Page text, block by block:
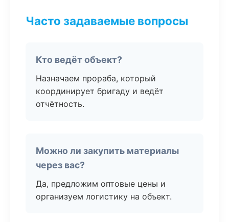
Часто задаваемые вопросы
Кто ведёт объект?
Назначаем прораба, который
координирует бригаду и ведёт
отчётность.
Можно ли закупить материалы
через вас?
Да, предложим оптовые цены и
организуем логистику на объект.